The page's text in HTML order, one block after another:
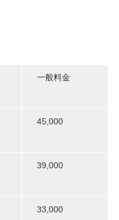
一般料金
45,000
39,000
33,000